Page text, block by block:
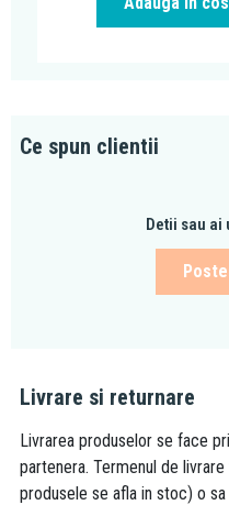
Ce spun clientii
Detii sau ai
Livrare si returnare
Livrarea produselor se face
partenera. Termenul de
produsele se afla in stoc) o